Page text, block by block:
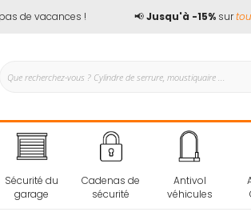
vacances ! Jusqu'à -15%surtout
Sécurité du
garage
Cadenas de
sécurité
Antivol
véhicules